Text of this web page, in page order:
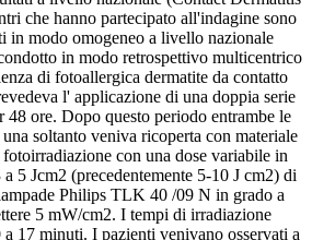
che hanno partecipato all'indagine sono
in modo omogeneo a livello nazionale
in modo retrospettivo multicentrico
di fotoallergica dermatite da contatto
l' applicazione di una doppia serie
48 ore. Dopo questo periodo entrambe le
soltanto veniva ricoperta con materiale
con una dose variabile in
5 Jcm2 (precedentemente 5-10 J cm2) di
Philips TLK 40 /09 N in grado a
5 mW/cm2. I tempi di irradiazione
17 minuti. I pazienti venivano osservati a